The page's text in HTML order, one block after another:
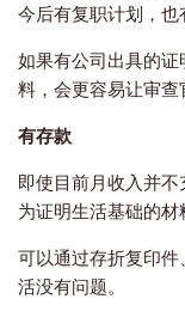
今后有复职计划，也
如果有公司出具的
料，会更容易让审查
有存款
即使目前月收入并
为证明生活基础的材
可以通过存折复印
活没有问题。